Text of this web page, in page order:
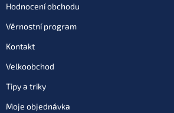
Hodnocení obchodu
Věrnostní program
Kontakt
Velkoobchod
Tipy a triky
Moje objednávka